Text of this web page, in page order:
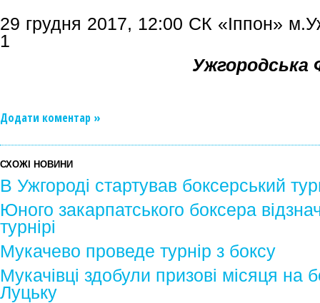
29 грудня 2017, 12:00 СК «Іппон»
1
Ужгородська
Додати коментар »
СХОЖІ НОВИНИ
В Ужгороді стартував боксерський
Юного закарпатського боксера
турнірі
Мукачево проведе турнір з боксу
Мукачівці здобули призові місяця на
Луцьку